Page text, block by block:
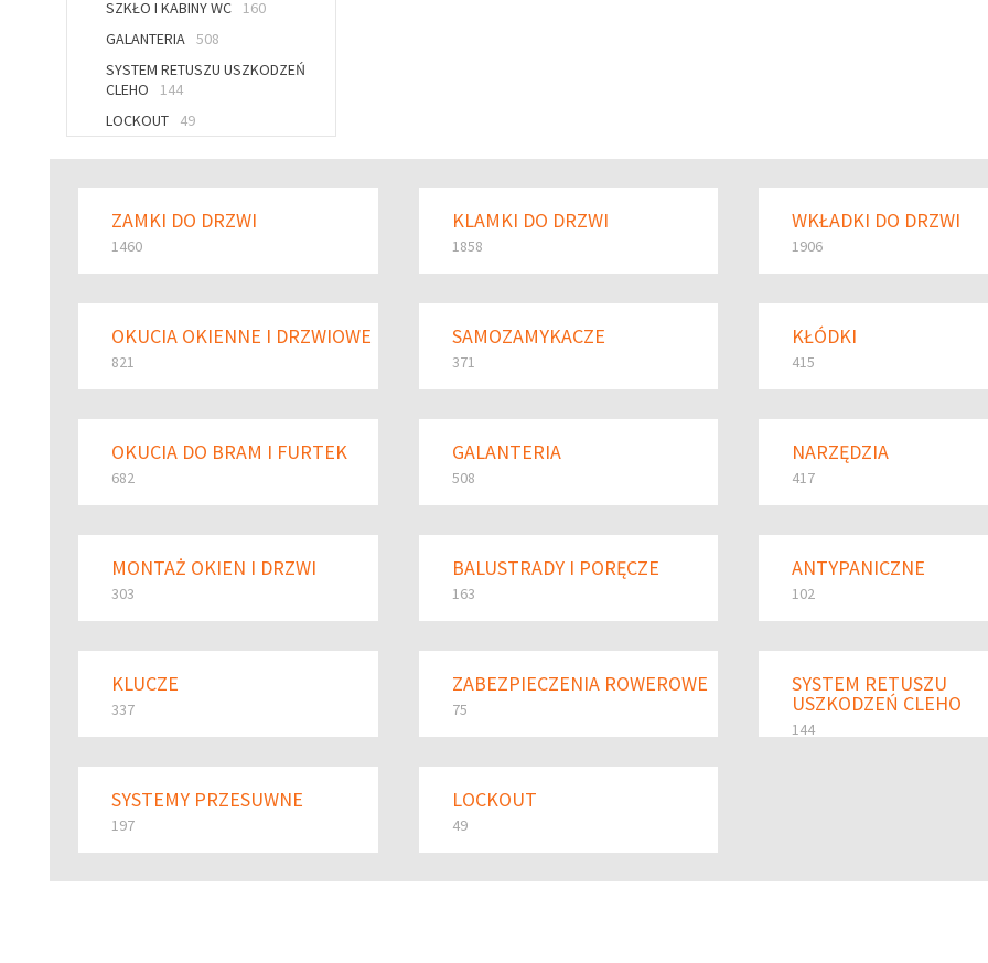
SZKŁO I KABINY WC
160
GALANTERIA 508
SYSTEM RETUSZU USZKODZEŃ
CLEHO
144
LOCKOUT
49
ZAMKI DO DRZWI
1460
KLAMKI DO DRZWI
1858
WKŁADKI DO DRZWI
1906
OKUCIA OKIENNE I DRZWIOWE
821
SAMOZAMYKACZE
371
KŁÓDKI
415
OKUCIA DO BRAM I FURTEK
682
GALANTERIA
508
NARZĘDZIA
417
MONTAŻ OKIEN I DRZWI
303
BALUSTRADY I PORĘCZE
163
ANTYPANICZNE
102
KLUCZE
337
ZABEZPIECZENIA ROWEROWE
75
SYSTEM RETUSZU
USZKODZEŃ CLEHO
144
SYSTEMY PRZESUWNE
197
LOCKOUT
49